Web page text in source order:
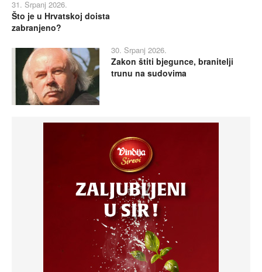
31. Srpanj 2026.
Što je u Hrvatskoj doista
zabranjeno?
30. Srpanj 2026.
Zakon štiti bjegunce, branitelji
trunu na sudovima